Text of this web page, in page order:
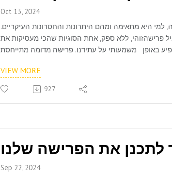
Oct 13, 2024
.בפרק השלישי נדבר על פרישה מדומה- מהי, למה כדאי לשקול אותה, למי היא מתאימה ומהם היתרונות והחסרונות העיקריים
ללא ספק, אחת הסוגיות שהכי מעסיקות את
באופן משמעותי על עתידנו. פרישה מדומה מתייחסת
VIEW MORE
927
Sep 22, 2024